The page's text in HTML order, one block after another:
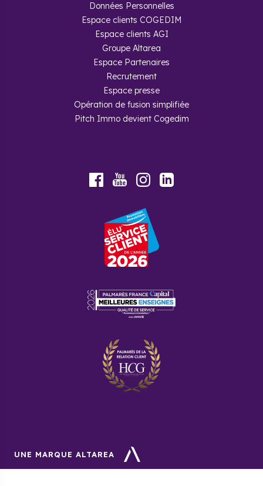
Données Personnelles
Espace clients COGEDIM
Espace clients AGI
Groupe Altarea
Espace Partenaires
Recrutement
Espace presse
Opération de fusion simplifiée
Pitch Immo devient Cogedim
FacebookYoutubeInstagram
UNE MARQUE ALTAREA